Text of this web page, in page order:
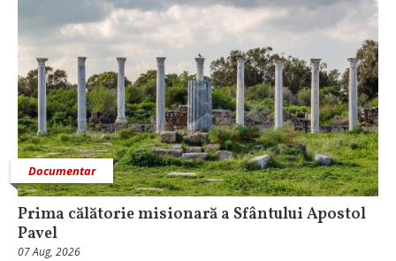
Documentar
Prima călătorie misionară a Sfântului Apostol
Pavel
07 Aug, 2026